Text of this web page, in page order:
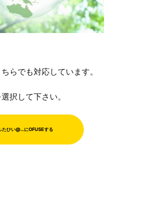
らでも対応しています。
択して下さい。